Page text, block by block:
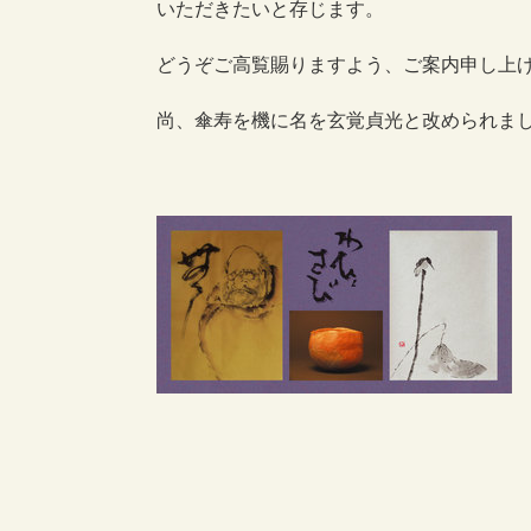
いただきたいと存じます。
どうぞご高覧賜りますよう、ご案内申し上げ
尚、傘寿を機に名を玄覚貞光と改められまし